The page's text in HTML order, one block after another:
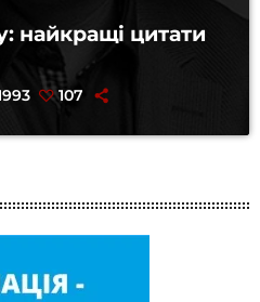
найкращі цитати
107